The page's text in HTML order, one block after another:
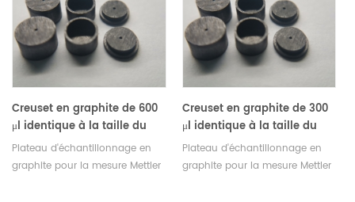
Creuset en graphite de 600
μl identique à la taille du
couvercle ME-30077260 pour
Mettler Toledo
Plateau d'échantillonnage en
graphite pour la mesure Mettler
Creuset en graphite de 300
μl identique à la taille du
couvercle ME 30267108 pour
Mettler Toledo
Plateau d'échantillonnage en
graphite pour la mesure Mettler